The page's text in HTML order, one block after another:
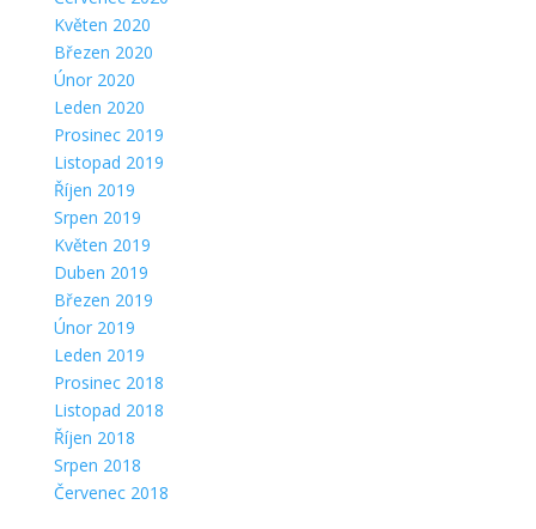
Květen 2020
Březen 2020
Únor 2020
Leden 2020
Prosinec 2019
Listopad 2019
Říjen 2019
Srpen 2019
Květen 2019
Duben 2019
Březen 2019
Únor 2019
Leden 2019
Prosinec 2018
Listopad 2018
Říjen 2018
Srpen 2018
Červenec 2018